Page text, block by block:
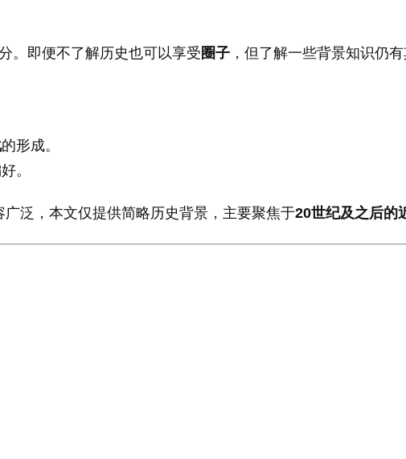
。即便不了解历史也可以享受 圈子 ，但了解一些背景知识仍有
的形成。
。
广泛，本文仅提供简略历史背景，主要聚焦于20世纪及之后的